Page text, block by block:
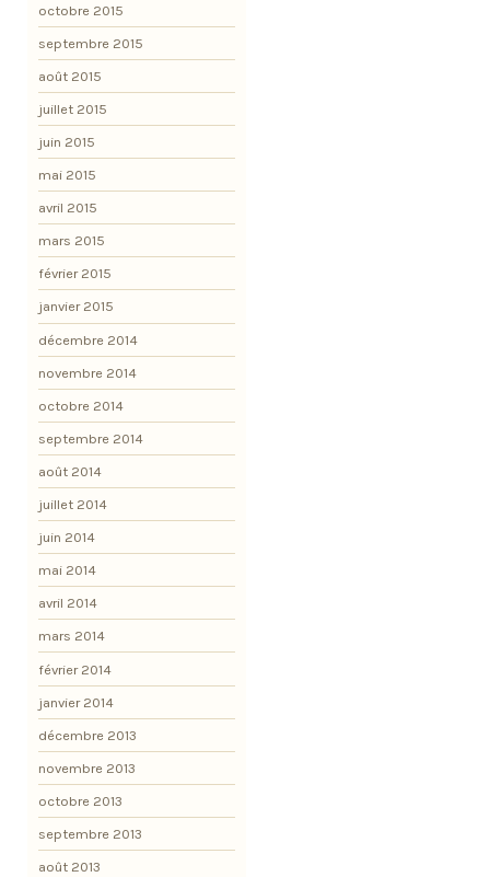
octobre 2015
septembre 2015
août 2015
juillet 2015
juin 2015
mai 2015
avril 2015
mars 2015
février 2015
janvier 2015
décembre 2014
novembre 2014
octobre 2014
septembre 2014
août 2014
juillet 2014
juin 2014
mai 2014
avril 2014
mars 2014
février 2014
janvier 2014
décembre 2013
novembre 2013
octobre 2013
septembre 2013
août 2013